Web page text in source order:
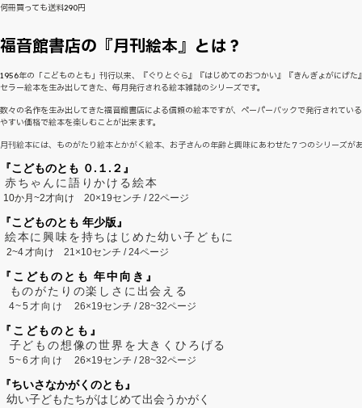
何冊買っても送料290円
福音館書店の『月刊絵本』とは？
1956年の「こどものとも」刊行以来、『ぐりとぐら』『はじめてのおつかい』『きんぎょがにげた
セラー絵本を生み出してきた、毎月発行される絵本雑誌のシリーズです。
数々の名作を生み出してきた福音館書店による信頼の絵本ですが、ペーパーバックで発行されてい
やすい価格で絵本を楽しむことが出来ます。
月刊絵本には、ものがたり絵本とかがく絵本、お子さんの年齢と興味にあわせた７つのシリーズが
『こどものとも ０.１.２』
赤ちゃんに語りかける絵本
10か月~2才向け 20×19センチ / 22ページ
『こどものとも 年少版』
絵本に興味を持ちはじめた幼い子どもに
2~4才向け 21×10センチ / 24ページ
『こどものとも 年中向き』
ものがたりの楽しさに出会える
4~5才向け26×19センチ / 28~32ページ
『こどものとも』
子どもの想像の世界を大きくひろげる
5~6才向け26×19センチ / 28~32ページ
『ちいさなかがくのとも』
幼い子どもたちがはじめて出会うかがく